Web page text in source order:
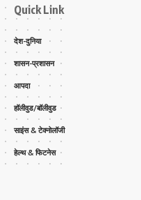
Quick Link
देश-दुनिया
शासन-प्रशासन
आपदा
हॉलीवुड/बॉलीवुड
साइंस & टेक्नोलॉजी
हेल्थ & फिटनेस